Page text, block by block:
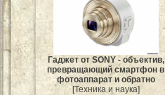
Гаджет от SONY - объектив,
превращающий смартфон в
фотоаппарат и обратно
[Техника и наука]